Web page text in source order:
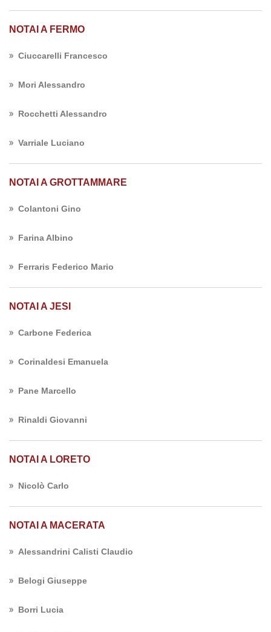
NOTAI A FERMO
Ciuccarelli Francesco
Mori Alessandro
Rocchetti Alessandro
Varriale Luciano
NOTAI A GROTTAMMARE
Colantoni Gino
Farina Albino
Ferraris Federico Mario
NOTAI A JESI
Carbone Federica
Corinaldesi Emanuela
Pane Marcello
Rinaldi Giovanni
NOTAI A LORETO
Nicolò Carlo
NOTAI A MACERATA
Alessandrini Calisti Claudio
Belogi Giuseppe
Borri Lucia